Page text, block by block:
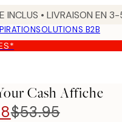
• LIVRAISON EN
SOLUTIONS B2B
Cash Affiche
$53.95